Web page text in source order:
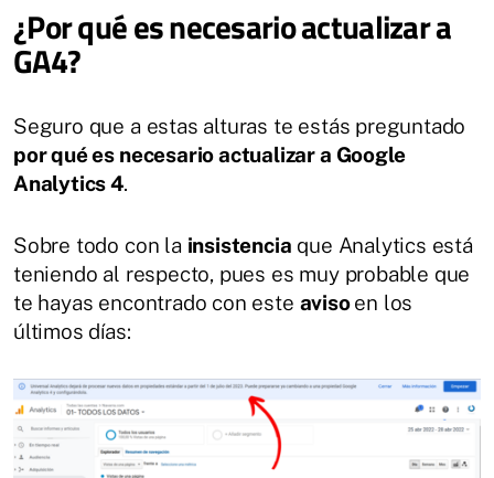
¿Por qué es necesario actualizar a
GA4?
Seguro que a estas alturas te estás preguntado
por qué es necesario actualizar a Google
Analytics 4.
Sobre todo con la insistencia que Analytics está
teniendo al respecto, pues es muy probable que
te hayas encontrado con este avisoen los
últimos días: